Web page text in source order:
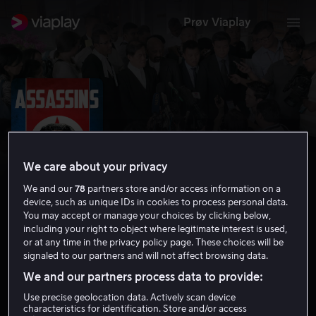
Prøv Viaplay
Assassins
7.5 Dokumentar 2020 1 t 40 min
6 år
HD
We care about your privacy
We and our78 partners store and/or access information on a
device, such as unique IDs in cookies to process personal data.
You may accept or manage your choices by clicking below,
including your right to object where legitimate interest is used,
or at any time in the privacy policy page. These choices will be
signaled to our partners and will not affect browsing data.
We and our partners process data to provide:
Use precise geolocation data. Actively scan device
characteristics for identification. Store and/or access